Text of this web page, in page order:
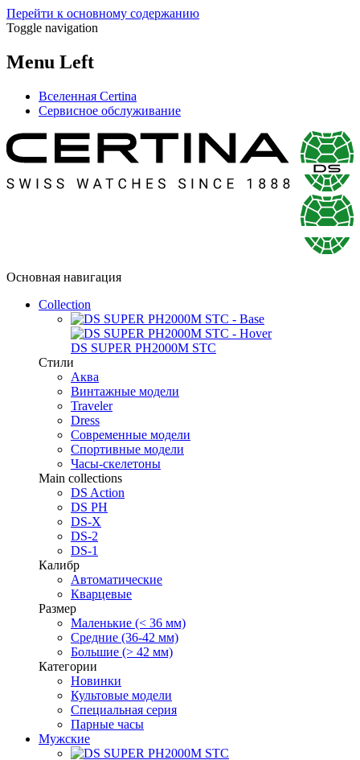
Перейти к основному содержанию
Toggle navigation
Menu Left
Вселенная Certina
Сервисное обслуживание
Основная навигация
Collection
DS SUPER PH2000M STC
Стили
Аква
Винтажные модели
Traveler
Dress
Современные модели
Спортивные модели
Часы-скелетоны
Main collections
DS Action
DS PH
DS-X
DS-2
DS-1
Калибр
Автоматические
Кварцевые
Размер
Маленькие (< 36 мм)
Средние (36-42 мм)
Большие (> 42 мм)
Категории
Новинки
Культовые модели
Специальная серия
Парные часы
Мужские